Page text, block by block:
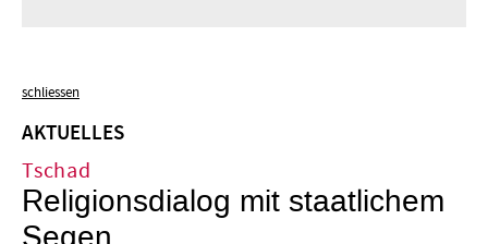
schliessen
AKTUELLES
Tschad
Religionsdialog mit staatlichem